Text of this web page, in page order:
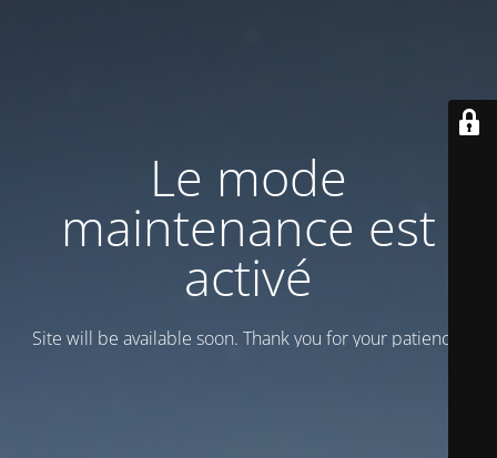
Le mode
maintenance est
activé
Site will be available soon. Thank you for your patience!